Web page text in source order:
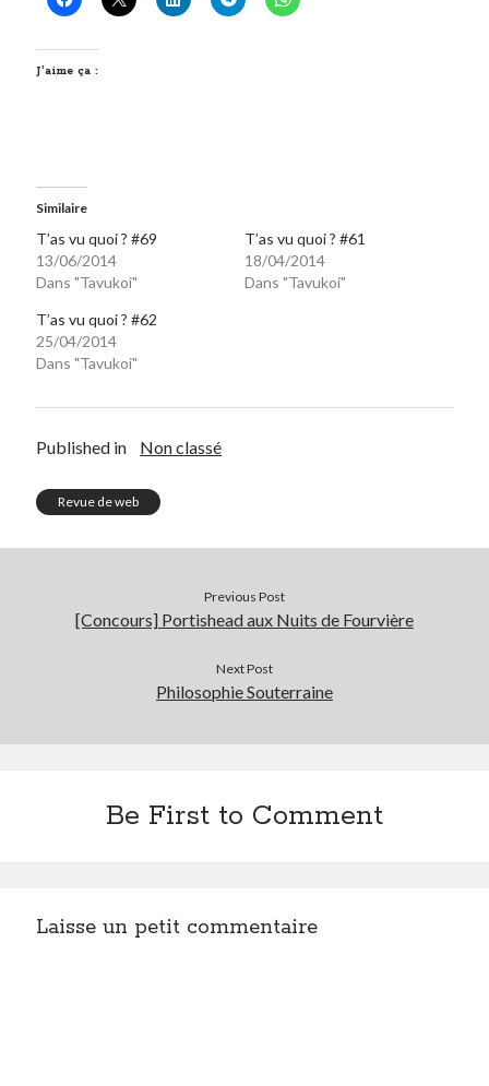
J’aime ça :
Similaire
T’as vu quoi ? #69
13/06/2014
Dans "Tavukoi"
T’as vu quoi ? #61
18/04/2014
Dans "Tavukoi"
T’as vu quoi ? #62
25/04/2014
Dans "Tavukoi"
Published in Non classé
Revue de web
Previous Post
[Concours] Portishead aux Nuits de Fourvière
Next Post
Philosophie Souterraine
Be First to Comment
Laisse un petit commentaire